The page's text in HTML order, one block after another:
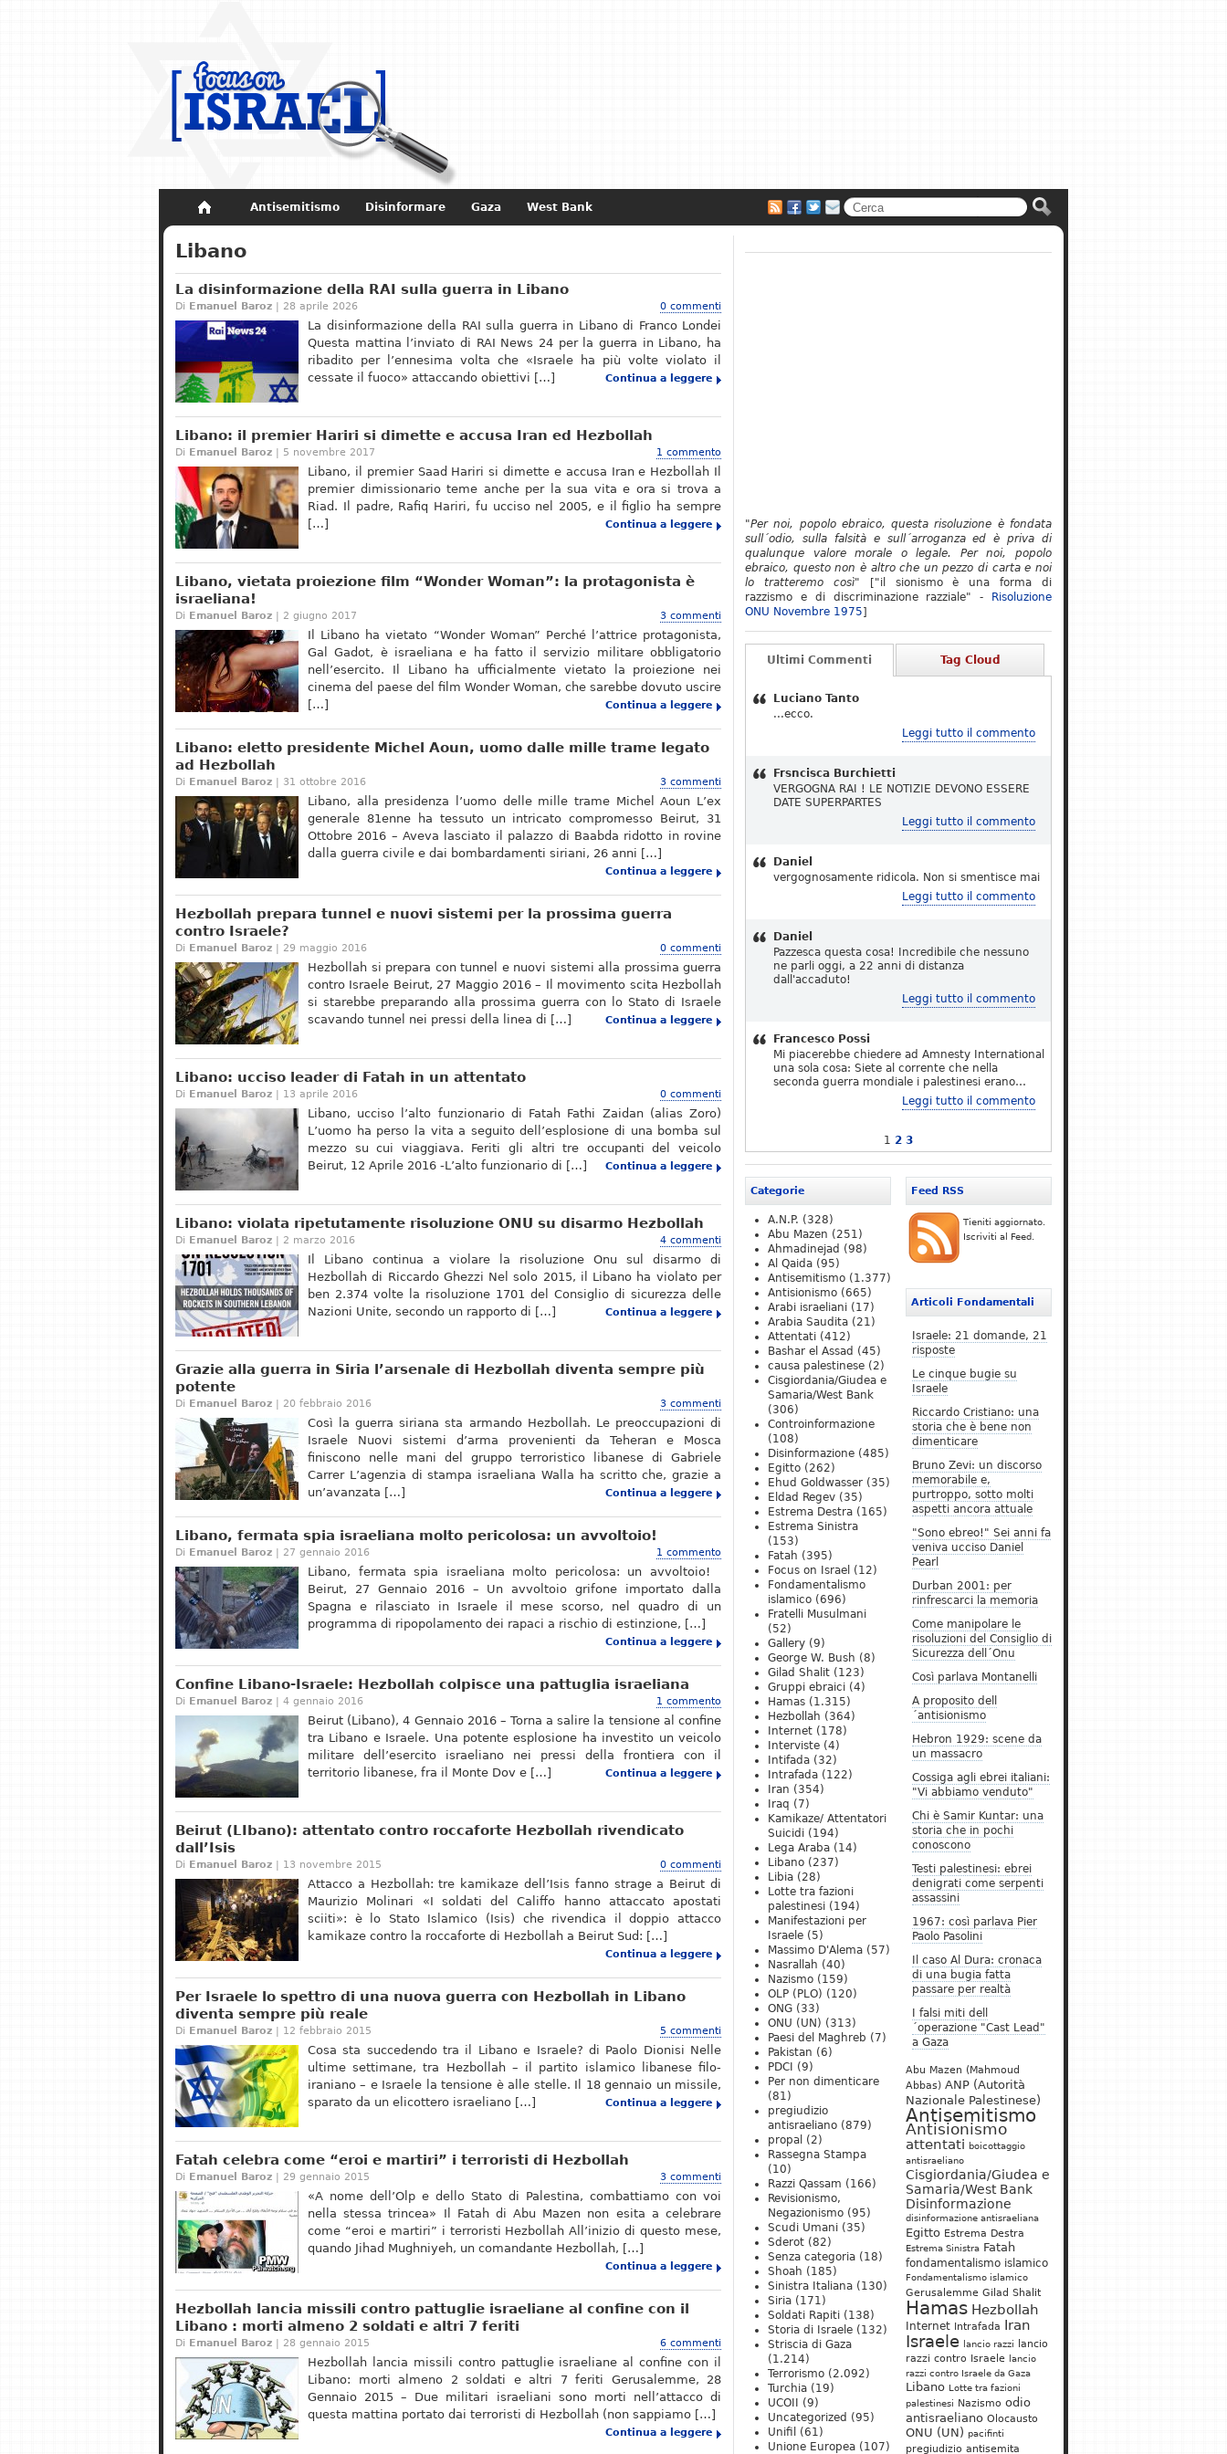
Antisemitismo Disinformare Gaza West Bank
Non dimenticare
Libano
La disinformazione della RAI sulla guerra in Libano
Di Emanuel Baroz | 28 aprile 2026 0 commenti
La disinformazione della RAI sulla guerra in Libano di Franco Londei
Questa mattina l’inviato di RAI News 24 per la guerra in Libano, ha
ribadito per l’ennesima volta che «Israele ha più volte violato il
cessate il fuoco» attaccando obiettivi […]
Continua a leggere
Libano: il premier Hariri si dimette e accusa Iran ed Hezbollah
Di Emanuel Baroz | 5 novembre 2017 1 commento
Libano, il premier Saad Hariri si dimette e accusa Iran e Hezbollah Il
premier dimissionario teme anche per la sua vita e ora si trova a
Riad. Il padre, Rafiq Hariri, fu ucciso nel 2005, e il figlio ha sempre
[…]
Continua a leggere
Libano, vietata proiezione film “Wonder Woman”: la protagonista è
israeliana!
Di Emanuel Baroz | 2 giugno 2017 3 commenti
Il Libano ha vietato “Wonder Woman” Perché l’attrice protagonista,
Gal Gadot, è israeliana e ha fatto il servizio militare obbligatorio
nell’esercito. Il Libano ha ufficialmente vietato la proiezione nei
cinema del paese del film Wonder Woman, che sarebbe dovuto uscire
[…]
Continua a leggere
Libano: eletto presidente Michel Aoun, uomo dalle mille trame legato
ad Hezbollah
Di Emanuel Baroz | 31 ottobre 2016 3 commenti
Libano, alla presidenza l’uomo delle mille trame Michel Aoun L’ex
generale 81enne ha tessuto un intricato compromesso Beirut, 31
Ottobre 2016 – Aveva lasciato il palazzo di Baabda ridotto in rovine
dalla guerra civile e dai bombardamenti siriani, 26 anni […]
Continua a leggere
Hezbollah prepara tunnel e nuovi sistemi per la prossima guerra
contro Israele?
Di Emanuel Baroz | 29 maggio 2016 0 commenti
Hezbollah si prepara con tunnel e nuovi sistemi alla prossima guerra
contro Israele Beirut, 27 Maggio 2016 – Il movimento scita Hezbollah
si starebbe preparando alla prossima guerra con lo Stato di Israele
scavando tunnel nei pressi della linea di […]
Continua a leggere
Libano: ucciso leader di Fatah in un attentato
Di Emanuel Baroz | 13 aprile 2016 0 commenti
Libano, ucciso l’alto funzionario di Fatah Fathi Zaidan (alias Zoro)
L’uomo ha perso la vita a seguito dell’esplosione di una bomba sul
mezzo su cui viaggiava. Feriti gli altri tre occupanti del veicolo
Beirut, 12 Aprile 2016 -L’alto funzionario di […]
Continua a leggere
Libano: violata ripetutamente risoluzione ONU su disarmo Hezbollah
Di Emanuel Baroz | 2 marzo 2016 4 commenti
Il Libano continua a violare la risoluzione Onu sul disarmo di
Hezbollah di Riccardo Ghezzi Nel solo 2015, il Libano ha violato per
ben 2.374 volte la risoluzione 1701 del Consiglio di sicurezza delle
Nazioni Unite, secondo un rapporto di […]
Continua a leggere
Grazie alla guerra in Siria l’arsenale di Hezbollah diventa sempre più
potente
Di Emanuel Baroz | 20 febbraio 2016 3 commenti
Così la guerra siriana sta armando Hezbollah. Le preoccupazioni di
Israele Nuovi sistemi d’arma provenienti da Teheran e Mosca
finiscono nelle mani del gruppo terroristico libanese di Gabriele
Carrer L’agenzia di stampa israeliana Walla ha scritto che, grazie a
un’avanzata […]
Continua a leggere
Libano, fermata spia israeliana molto pericolosa: un avvoltoio!
Di Emanuel Baroz | 27 gennaio 2016 1 commento
Libano, fermata spia israeliana molto pericolosa: un avvoltoio!
Beirut, 27 Gennaio 2016 – Un avvoltoio grifone importato dalla
Spagna e rilasciato in Israele il mese scorso, nel quadro di un
programma di ripopolamento dei rapaci a rischio di estinzione, […]
Continua a leggere
Confine Libano-Israele: Hezbollah colpisce una pattuglia israeliana
Di Emanuel Baroz | 4 gennaio 2016 1 commento
Beirut (Libano), 4 Gennaio 2016 – Torna a salire la tensione al confine
tra Libano e Israele. Una potente esplosione ha investito un veicolo
militare dell’esercito israeliano nei pressi della frontiera con il
territorio libanese, fra il Monte Dov e […]
Continua a leggere
Beirut (LIbano): attentato contro roccaforte Hezbollah rivendicato
dall’Isis
Di Emanuel Baroz | 13 novembre 2015 0 commenti
Attacco a Hezbollah: tre kamikaze dell’Isis fanno strage a Beirut di
Maurizio Molinari «I soldati del Califfo hanno attaccato apostati
sciiti»: è lo Stato Islamico (Isis) che rivendica il doppio attacco
kamikaze contro la roccaforte di Hezbollah a Beirut Sud: […]
Continua a leggere
Per Israele lo spettro di una nuova guerra con Hezbollah in Libano
diventa sempre più reale
Di Emanuel Baroz | 12 febbraio 2015 5 commenti
Cosa sta succedendo tra il Libano e Israele? di Paolo Dionisi Nelle
ultime settimane, tra Hezbollah – il partito islamico libanese filo-
iraniano – e Israele la tensione è alle stelle. Il 18 gennaio un missile,
sparato da un elicottero israeliano […]
Continua a leggere
Fatah celebra come “eroi e martiri” i terroristi di Hezbollah
Di Emanuel Baroz | 29 gennaio 2015 3 commenti
«A nome dell’Olp e dello Stato di Palestina, combattiamo con voi
nella stessa trincea» Il Fatah di Abu Mazen non esita a celebrare
come “eroi e martiri” i terroristi Hezbollah All’inizio di questo mese,
quando Jihad Mughniyeh, un comandante Hezbollah, […]
Continua a leggere
Hezbollah lancia missili contro pattuglie israeliane al confine con il
Libano : morti almeno 2 soldati e altri 7 feriti
Di Emanuel Baroz | 28 gennaio 2015 6 commenti
Hezbollah lancia missili contro pattuglie israeliane al confine con il
Libano: morti almeno 2 soldati e altri 7 feriti Gerusalemme, 28
Gennaio 2015 – Due militari israeliani sono morti nell’attacco di
questa mattina portato dai terroristi di Hezbollah (non sappiamo […]
Continua a leggere
"Per noi, popolo ebraico, questa risoluzione è fondata
sull´odio, sulla falsità e sull´arroganza ed è priva di
qualunque valore morale o legale. Per noi, popolo
ebraico, questo non è altro che un pezzo di carta e noi
lo tratteremo così" ["il sionismo è una forma di
razzismo e di discriminazione razziale" -
Risoluzione
ONU Novembre 1975]
Ultimi Commenti Tag Cloud
Luciano Tanto
...ecco.
Leggi tutto il commento
Frsncisca Burchietti
VERGOGNA RAI ! LE NOTIZIE DEVONO ESSERE
DATE SUPERPARTES
Leggi tutto il commento
Daniel
vergognosamente ridicola. Non si smentisce mai
Leggi tutto il commento
Daniel
Pazzesca questa cosa! Incredibile che nessuno
ne parli oggi, a 22 anni di distanza
dall'accaduto!
Leggi tutto il commento
Francesco Possi
Mi piacerebbe chiedere ad Amnesty International
una sola cosa: Siete al corrente che nella
seconda guerra mondiale i palestinesi erano…
Leggi tutto il commento
1 2 3
Feed RSS
Tieniti aggiornato.
Iscriviti al Feed.
Articoli Fondamentali
Israele: 21 domande, 21
risposte
Le cinque bugie su
Israele
Riccardo Cristiano: una
storia che è bene non
dimenticare
Bruno Zevi: un discorso
memorabile e,
purtroppo, sotto molti
aspetti ancora attuale
"Sono ebreo!" Sei anni fa
veniva ucciso Daniel
Pearl
Durban 2001: per
rinfrescarci la memoria
Come manipolare le
risoluzioni del Consiglio di
Sicurezza dell´Onu
Così parlava Montanelli
A proposito dell
´antisionismo
Hebron 1929: scene da
un massacro
Cossiga agli ebrei italiani:
"Vi abbiamo venduto"
Chi è Samir Kuntar: una
storia che in pochi
conoscono
Testi palestinesi: ebrei
denigrati come serpenti
assassini
1967: così parlava Pier
Paolo Pasolini
Il caso Al Dura: cronaca
di una bugia fatta
passare per realtà
I falsi miti dell
´operazione "Cast Lead"
a Gaza
Abu Mazen (Mahmoud
Abbas) ANP (Autorità
Nazionale Palestinese)
Antisemitismo
Antisionismo
attentati boicottaggio
antisraeliano
Cisgiordania/Giudea e
Samaria/West Bank
Disinformazione
disinformazione antisraeliana
Egitto Estrema Destra
Estrema Sinistra Fatah
fondamentalismo islamico
Fondamentalismo islamico
Gerusalemme Gilad Shalit
Hamas Hezbollah
Internet Intrafada Iran
Israele lancio razzi
lancio
razzi contro Israele lancio
razzi contro Israele da Gaza
Libano Lotte tra fazioni
palestinesi Nazismo odio
antisraeliano Olocausto
ONU (UN) pacifinti
pregiudizio antisemita
Categorie
A.N.P. (328)
Abu Mazen (251)
Ahmadinejad (98)
Al Qaida (95)
Antisemitismo (1.377)
Antisionismo (665)
Arabi israeliani (17)
Arabia Saudita (21)
Attentati (412)
Bashar el Assad (45)
causa palestinese (2)
Cisgiordania/Giudea e
Samaria/West Bank
(306)
Controinformazione
(108)
Disinformazione (485)
Egitto (262)
Ehud Goldwasser (35)
Eldad Regev (35)
Estrema Destra (165)
Estrema Sinistra
(153)
Fatah (395)
Focus on Israel (12)
Fondamentalismo
islamico (696)
Fratelli Musulmani
(52)
Gallery (9)
George W. Bush (8)
Gilad Shalit (123)
Gruppi ebraici (4)
Hamas (1.315)
Hezbollah (364)
Internet (178)
Interviste (4)
Intifada (32)
Intrafada (122)
Iran (354)
Iraq (7)
Kamikaze/ Attentatori
Suicidi (194)
Lega Araba (14)
Libano (237)
Libia (28)
Lotte tra fazioni
palestinesi (194)
Manifestazioni per
Israele (5)
Massimo D'Alema (57)
Nasrallah (40)
Nazismo (159)
OLP (PLO) (120)
ONG (33)
ONU (UN) (313)
Paesi del Maghreb (7)
Pakistan (6)
PDCI
(9)
Per non dimenticare
(81)
pregiudizio
antisraeliano (879)
propal (2)
Rassegna Stampa
(10)
Razzi Qassam (166)
Revisionismo,
Negazionismo (95)
Scudi Umani (35)
Sderot (82)
Senza categoria (18)
Shoah (185)
Sinistra Italiana (130)
Siria (171)
Soldati Rapiti (138)
Storia di Israele (132)
Striscia di Gaza
(1.214)
Terrorismo (2.092)
Turchia (19)
UCOII
(9)
Uncategorized (95)
Unifil
(61)
Unione Europea (107)